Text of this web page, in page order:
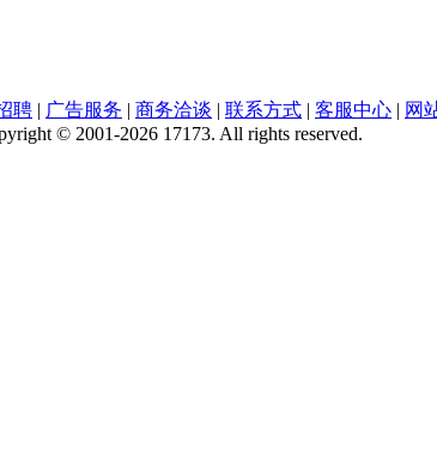
聘 | 广告服务 | 商务洽谈 | 联系方式 | 客服中心 | 网
© 2001-2026 17173. All rights reserved.